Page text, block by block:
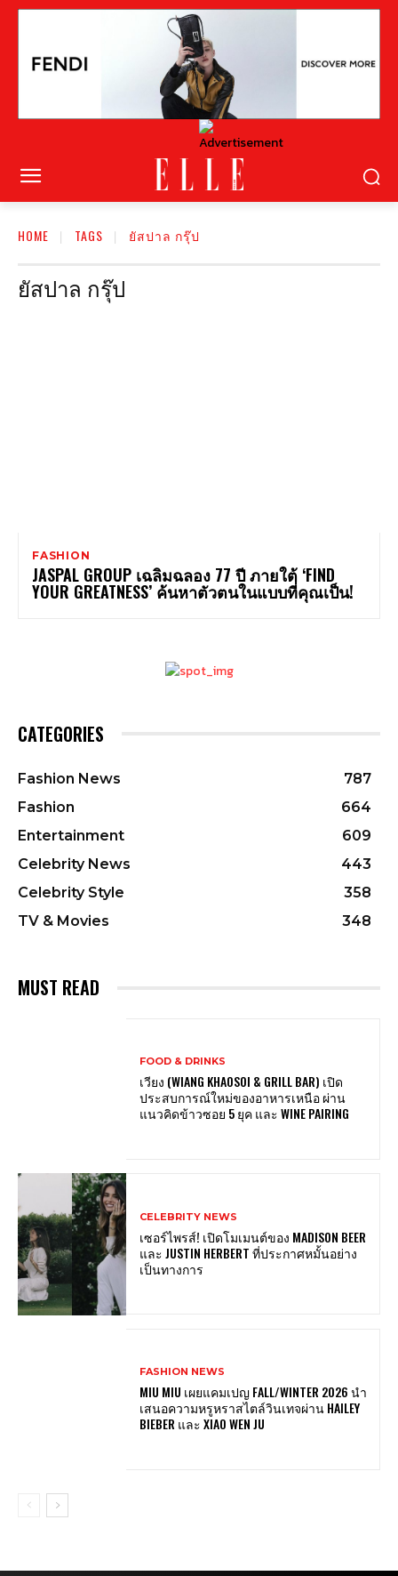
HOME TAGS ยัสปาล กรุ๊ป
ยัสปาล กรุ๊ป
FASHION
JASPAL GROUP เฉลิมฉลอง 77 ปี ภายใต้ ‘FIND
YOUR GREATNESS’ ค้นหาตัวตนในแบบที่คุณเป็น!
CATEGORIES
Fashion News
787
Fashion
664
Entertainment
609
Celebrity News
443
Celebrity Style
358
TV & Movies
348
MUST READ
FOOD & DRINKS
เวียง (WIANG KHAOSOI & GRILL BAR) เปิด
ประสบการณ์ใหม่ของอาหารเหนือ ผ่าน
แนวคิดข้าวซอย 5 ยุค และ WINE PAIRING
CELEBRITY NEWS
เซอร์ไพรส์! เปิดโมเมนต์ของ MADISON BEER
และ JUSTIN HERBERT ที่ประกาศหมั้นอย่าง
เป็นทางการ
FASHION NEWS
MIU MIU เผยแคมเปญ FALL/WINTER 2026 นำ
เสนอความหรูหราสไตล์วินเทจผ่าน HAILEY
BIEBER และ XIAO WEN JU